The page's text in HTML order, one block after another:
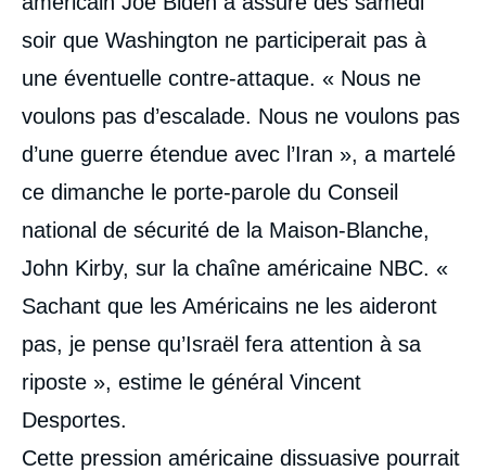
soir que Washington ne participerait pas à
une éventuelle contre-attaque. « Nous ne
voulons pas d’escalade. Nous ne voulons pas
d’une guerre étendue avec l’Iran », a martelé
ce dimanche le porte-parole du Conseil
national de sécurité de la Maison-Blanche,
John Kirby, sur la chaîne américaine NBC. «
Sachant que les Américains ne les aideront
pas, je pense qu’Israël fera attention à sa
riposte », estime le général Vincent
Desportes.
Cette pression américaine dissuasive pourrait